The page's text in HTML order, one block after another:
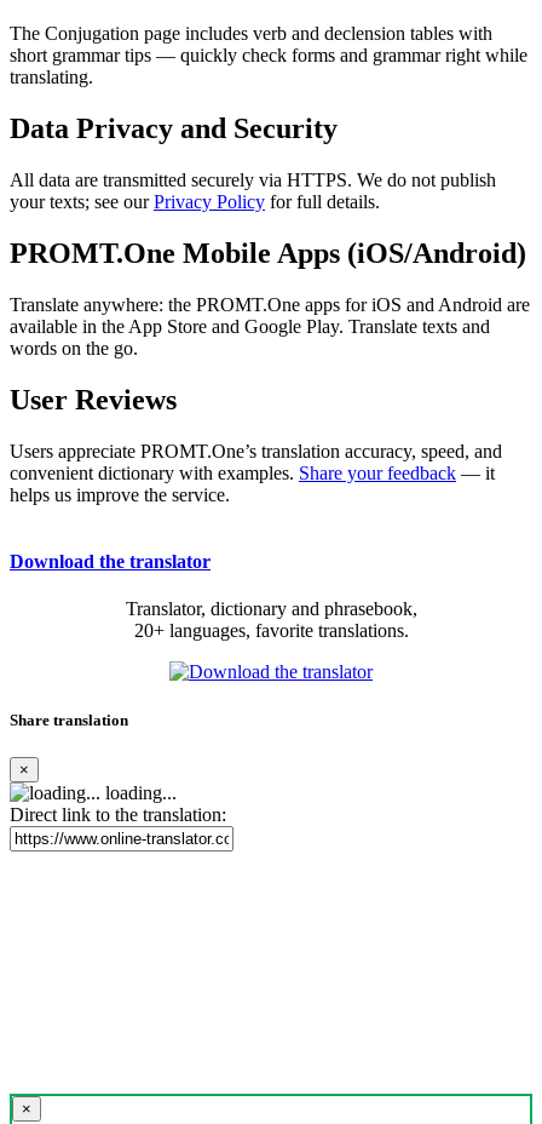
The Conjugation page includes verb and declension tables with
short grammar tips — quickly check forms and grammar right while
translating.
Data Privacy and Security
All data are transmitted securely via HTTPS. We do not publish
your texts; see ourPrivacy Policy for full details.
PROMT.One Mobile Apps (iOS/Android)
Translate anywhere: the PROMT.One apps for iOS and Android are
available in the App Store and Google Play. Translate texts and
words on the go.
User Reviews
Users appreciate PROMT.One’s translation accuracy, speed, and
convenient dictionary with examples. Share your feedback — it
helps us improve the service.
Download the translator
Translator, dictionary and phrasebook,
20+ languages, favorite translations.
Share translation
×
loading...
Direct link to the translation:
×